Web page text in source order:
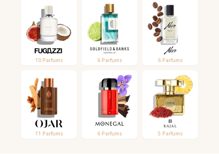
10 Parfums 6 Parfums 6 Parfums
11 Parfums 6 Parfums 5 Parfums